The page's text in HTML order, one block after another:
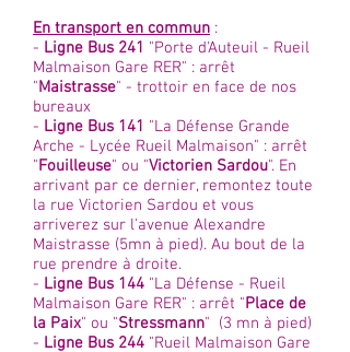
En transport en commun :
- Ligne Bus 241 "Porte d'Auteuil - Rueil
Malmaison Gare RER" : arrêt
"Maistrasse" - trottoir en face de nos
bureaux
- Ligne Bus 141 "La Défense Grande
Arche - Lycée Rueil Malmaison" : arrêt
"Fouilleuse" ou "Victorien Sardou". En
arrivant par ce dernier, remontez toute
la rue Victorien Sardou et vous
arriverez sur l'avenue Alexandre
Maistrasse (5mn à pied). Au bout de la
rue prendre à droite.
- Ligne Bus 144 "La Défense - Rueil
Malmaison Gare RER" : arrêt "Place de
la Paix" ou "Stressmann" (3 mn à pied)
- Ligne Bus 244 "Rueil Malmaison Gare